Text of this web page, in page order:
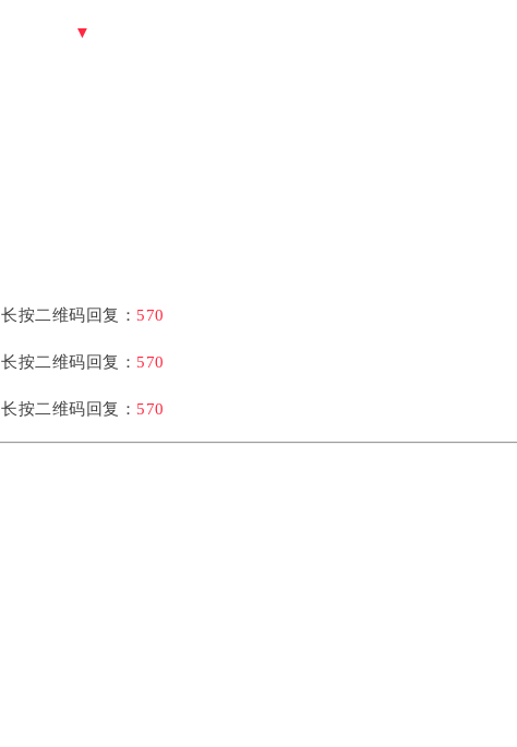
▼
长按二维码回复： 570
长按二维码回复： 570
长按二维码回复 ： 570